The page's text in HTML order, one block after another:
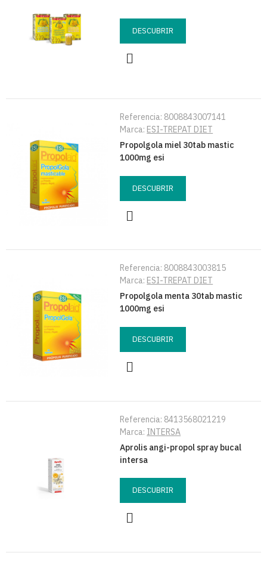
DESCUBRIR
Referencia: 8008843007141
Marca: ESI-TREPAT DIET
Propolgola miel 30tab mastic
1000mg esi
DESCUBRIR
Referencia: 8008843003815
Marca: ESI-TREPAT DIET
Propolgola menta 30tab mastic
1000mg esi
DESCUBRIR
Referencia: 8413568021219
Marca: INTERSA
Aprolis angi-propol spray bucal
intersa
DESCUBRIR